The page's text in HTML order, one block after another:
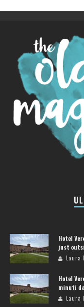
Hotel
just
Laura
Hotel
minuti
Laura